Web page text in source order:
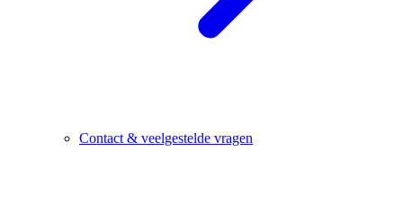
Contact & veelgestelde vragen